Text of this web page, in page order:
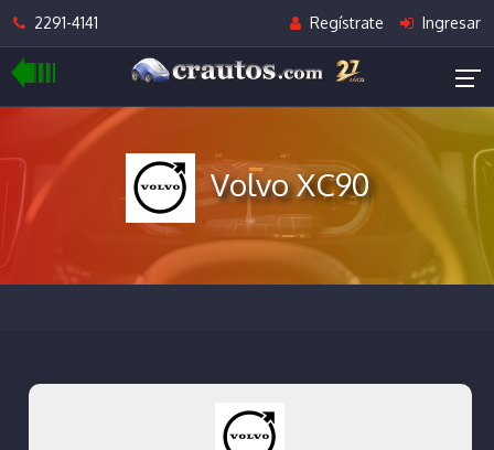
2291-4141 Regístrate Ingresar
Volvo XC90